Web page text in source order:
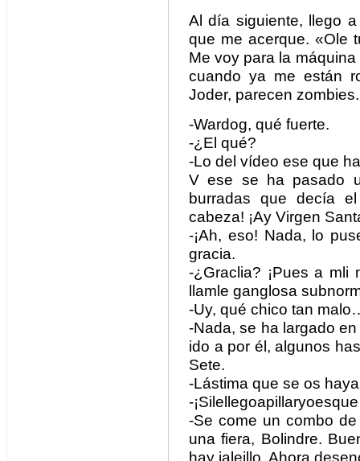
Al día siguiente, llego
que me acerque. «Ole
Me voy para la
cuando ya me están
Joder, parecen
-Wardog, qué fuerte.
-¿El qué?
-Lo del vídeo ese que
V ese se ha pasado
burradas que decía
cabeza! ¡Ay Virgen
-¡Ah, eso! Nada, lo
gracia.
-¿Graclia? ¡Pues a mli
llamle ganglosa
-Uy, qué chico tan
-Nada, se ha largado
ido a por él, algunos
Sete.
-Lástima que se os
-
-Se come un combo
una fiera, Bolindre.
hay jaleillo. Ahora